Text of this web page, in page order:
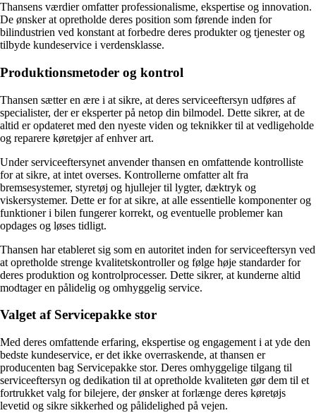
Thansens værdier omfatter professionalisme, ekspertise og innovation.
De ønsker at opretholde deres position som førende inden for
bilindustrien ved konstant at forbedre deres produkter og tjenester og
tilbyde kundeservice i verdensklasse.
Produktionsmetoder og kontrol
Thansen sætter en ære i at sikre, at deres serviceeftersyn udføres af
specialister, der er eksperter på netop din bilmodel. Dette sikrer, at de
altid er opdateret med den nyeste viden og teknikker til at vedligeholde
og reparere køretøjer af enhver art.
Under serviceeftersynet anvender thansen en omfattende kontrolliste
for at sikre, at intet overses. Kontrollerne omfatter alt fra
bremsesystemer, styretøj og hjullejer til lygter, dæktryk og
viskersystemer. Dette er for at sikre, at alle essentielle komponenter og
funktioner i bilen fungerer korrekt, og eventuelle problemer kan
opdages og løses tidligt.
Thansen har etableret sig som en autoritet inden for serviceeftersyn ved
at opretholde strenge kvalitetskontroller og følge høje standarder for
deres produktion og kontrolprocesser. Dette sikrer, at kunderne altid
modtager en pålidelig og omhyggelig service.
Valget af Servicepakke stor
Med deres omfattende erfaring, ekspertise og engagement i at yde den
bedste kundeservice, er det ikke overraskende, at thansen er
producenten bag Servicepakke stor. Deres omhyggelige tilgang til
serviceeftersyn og dedikation til at opretholde kvaliteten gør dem til et
fortrukket valg for bilejere, der ønsker at forlænge deres køretøjs
levetid og sikre sikkerhed og pålidelighed på vejen.